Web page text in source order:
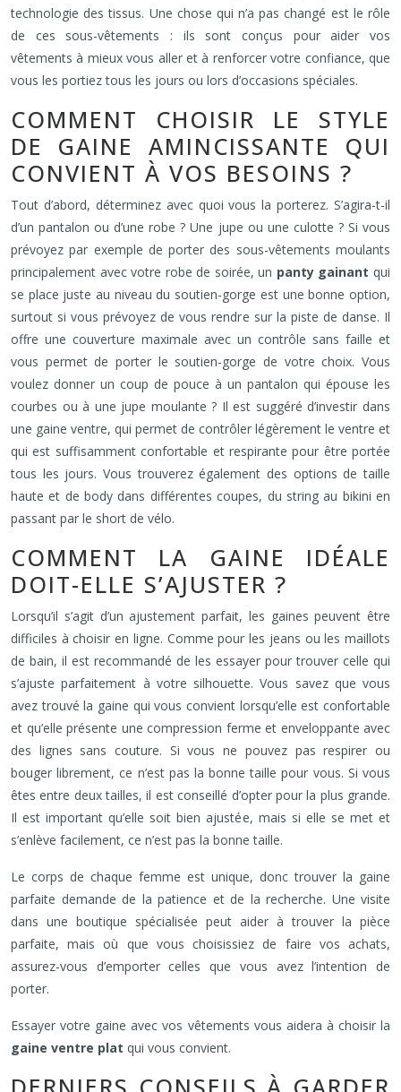
technologie des tissus. Une chose qui n’a pas changé est le rôle
de ces sous-vêtements : ils sont conçus pour aider vos
vêtements à mieux vous aller et à renforcer votre confiance, que
vous les portiez tous les jours ou lors d’occasions spéciales.
COMMENT CHOISIR LE STYLE
DE GAINE AMINCISSANTE QUI
CONVIENT À VOS BESOINS ?
Tout d’abord, déterminez avec quoi vous la porterez. S’agira-t-il
d’un pantalon ou d’une robe ? Une jupe ou une culotte ? Si vous
prévoyez par exemple de porter des sous-vêtements moulants
principalement avec votre robe de soirée, un panty gainant qui
se place juste au niveau du soutien-gorge est une bonne option,
surtout si vous prévoyez de vous rendre sur la piste de danse. Il
offre une couverture maximale avec un contrôle sans faille et
vous permet de porter le soutien-gorge de votre choix. Vous
voulez donner un coup de pouce à un pantalon qui épouse les
courbes ou à une jupe moulante ? Il est suggéré d’investir dans
une gaine ventre, qui permet de contrôler légèrement le ventre et
qui est suffisamment confortable et respirante pour être portée
tous les jours. Vous trouverez également des options de taille
haute et de body dans différentes coupes, du string au bikini en
passant par le short de vélo.
COMMENT LA GAINE IDÉALE
DOIT-ELLE S’AJUSTER ?
Lorsqu’il s’agit d’un ajustement parfait, les gaines peuvent être
difficiles à choisir en ligne. Comme pour les jeans ou les maillots
de bain, il est recommandé de les essayer pour trouver celle qui
s’ajuste parfaitement à votre silhouette. Vous savez que vous
avez trouvé la gaine qui vous convient lorsqu’elle est confortable
et qu’elle présente une compression ferme et enveloppante avec
des lignes sans couture. Si vous ne pouvez pas respirer ou
bouger librement, ce n’est pas la bonne taille pour vous. Si vous
êtes entre deux tailles, il est conseillé d’opter pour la plus grande.
Il est important qu’elle soit bien ajustée, mais si elle se met et
s’enlève facilement, ce n’est pas la bonne taille.
Le corps de chaque femme est unique, donc trouver la gaine
parfaite demande de la patience et de la recherche. Une visite
dans une boutique spécialisée peut aider à trouver la pièce
parfaite, mais où que vous choisissiez de faire vos achats,
assurez-vous d’emporter celles que vous avez l’intention de
porter.
Essayer votre gaine avec vos vêtements vous aidera à choisir la
gaine ventre plat qui vous convient.